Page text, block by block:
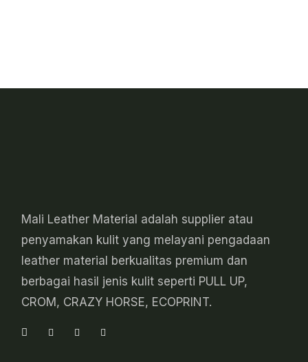
Mali Leather Material adalah supplier atau
penyamakan kulit yang melayani pengadaan
leather material berkualitas premium dan
berbagai hasil jenis kulit seperti PULL UP,
CROM, CRAZY HORSE, ECOPRINT.